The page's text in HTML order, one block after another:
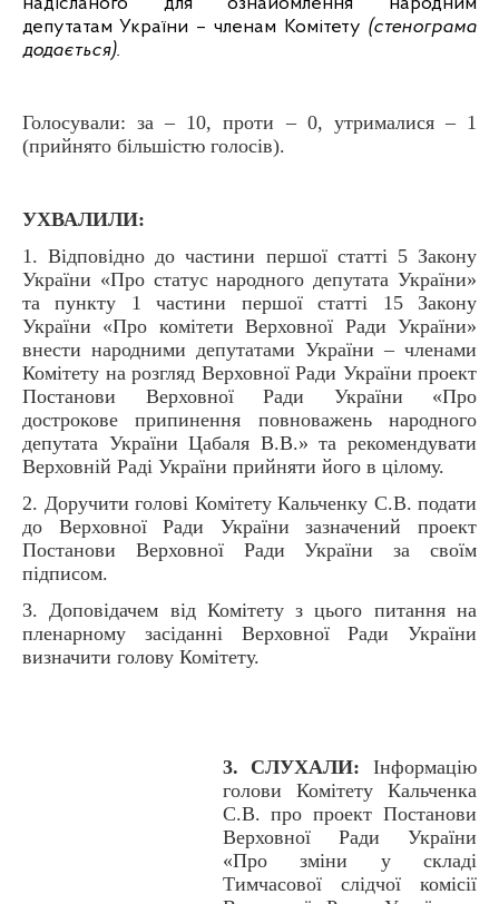
депутатам України – членам Комітету (стенограма
додається).
Голосували: за – 10, проти – 0, утрималися – 1
(прийнято більшістю голосів).
УХВАЛИЛИ:
1. Відповідно до частини першої статті 5 Закону
України «Про статус народного депутата України»
та пункту 1 частини першої статті 15 Закону
України «Про комітети Верховної Ради України»
внести народними депутатами України – членами
Комітету на розгляд Верховної Ради України проект
Постанови Верховної Ради України «Про
дострокове припинення повноважень народного
депутата України Цабаля В.В.» та рекомендувати
Верховній Раді України прийняти його в цілому.
2. Доручити голові Комітету Кальченку С.В. подати
до Верховної Ради України зазначений проект
Постанови Верховної Ради України за своїм
підписом.
3. Доповідачем від Комітету з цього питання на
пленарному засіданні Верховної Ради України
визначити голову Комітету.
3. СЛУХАЛИ: Інформацію
голови Комітету Кальченка
С.В. про проект Постанови
Верховної Ради України
«Про зміни у складі
Тимчасової слідчої комісії